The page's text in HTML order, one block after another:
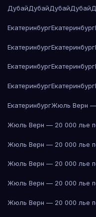
ДубайДубайДубайДубай
ЕкатеринбургЕкатеринбург
ЕкатеринбургЕкатеринбург
ЕкатеринбургЕкатеринбург
ЕкатеринбургЕкатеринбург
ЕкатеринбургЖюль Верн —
Жюль Верн — 20 000 лье
Жюль Верн — 20 000 лье
Жюль Верн — 20 000 лье
Жюль Верн — 20 000 лье
Жюль Верн — 20 000 лье